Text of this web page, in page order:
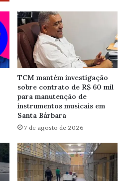
TCM mantém investigação
sobre contrato de R$ 60 mil
para manutenção de
instrumentos musicais em
Santa Bárbara
7 de agosto de 2026